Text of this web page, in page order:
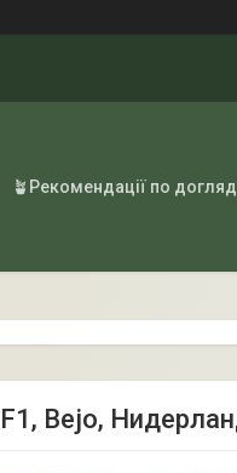
🪴Рекомендації по
F1, Bejo,